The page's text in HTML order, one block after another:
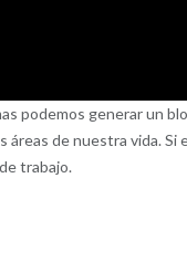
podemos generar un
de nuestra vida. Si
trabajo.